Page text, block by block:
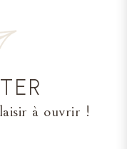
à ouvrir !